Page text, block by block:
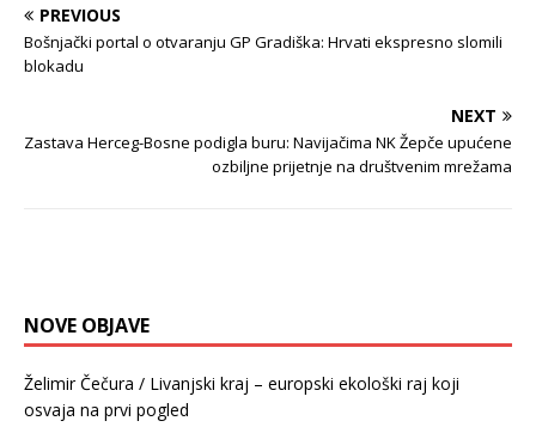
PREVIOUS
Bošnjački portal o otvaranju GP Gradiška: Hrvati ekspresno slomili
blokadu
NEXT
Zastava Herceg-Bosne podigla buru: Navijačima NK Žepče upućene
ozbiljne prijetnje na društvenim mrežama
NOVE OBJAVE
Želimir Čečura / Livanjski kraj – europski ekološki raj koji
osvaja na prvi pogled